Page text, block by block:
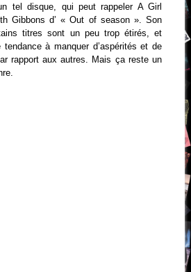
tel disque, qui peut rappeler A Girl
Gibbons d’ « Out of season ». Son
titres sont un peu trop étirés, et
tendance à manquer d’aspérités et de
rapport aux autres. Mais ça reste un